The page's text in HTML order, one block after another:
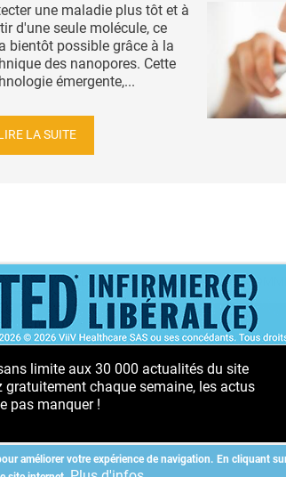
une maladie plus tôt et à
d'une seule molécule, ce
bientôt possible grâce à la
des nanopores. Cette
émergente,...
LA SUITE
améliorer votre expérience de navigation. En cliquant
ACCUEIL NEWSLETTER QUI
PREMIUM
limite aux 30 000 actualités du site
gratuitement chaque semaine, les actus
pas manquer !